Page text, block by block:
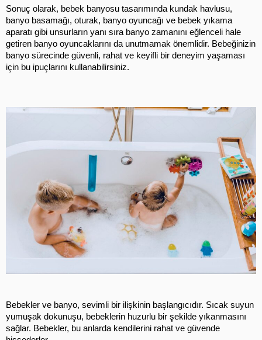
Sonuç olarak, bebek banyosu tasarımında kundak havlusu,
banyo basamağı, oturak, banyo oyuncağı ve bebek yıkama
aparatı gibi unsurların yanı sıra banyo zamanını eğlenceli hale
getiren banyo oyuncaklarını da unutmamak önemlidir. Bebeğinizin
banyo sürecinde güvenli, rahat ve keyifli bir deneyim yaşaması
için bu ipuçlarını kullanabilirsiniz.
Bebekler ve banyo, sevimli bir ilişkinin başlangıcıdır. Sıcak suyun
yumuşak dokunuşu, bebeklerin huzurlu bir şekilde yıkanmasını
sağlar. Bebekler, bu anlarda kendilerini rahat ve güvende